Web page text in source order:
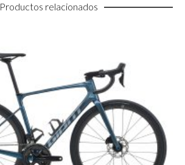
Productos relacionados